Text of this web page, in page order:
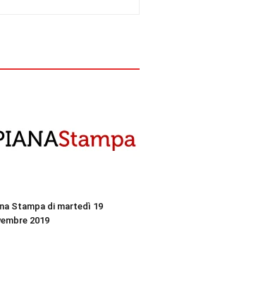
Stampa di martedì 19
2019